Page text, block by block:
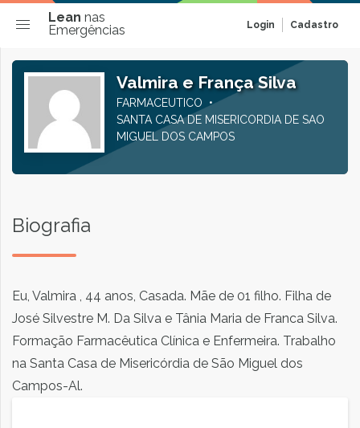
Lean nas
Emergências
Login Cadastro
Valmira e França Silva
FARMACEUTICO
SANTA CASA DE MISERICORDIA DE SAO
MIGUEL DOS CAMPOS
Biografia
Eu, Valmira , 44 anos, Casada. Mãe de 01 filho. Filha de
José Silvestre M. Da Silva e Tânia Maria de Franca Silva.
Formação Farmacêutica Clínica e Enfermeira. Trabalho
na Santa Casa de Misericórdia de São Miguel dos
Campos-Al.